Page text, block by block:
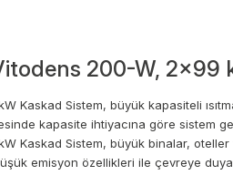
200-W, 2x99
Kaskad Sistem, büyük kapasiteli
kapasite ihtiyacına göre sistem
Kaskad Sistem, büyük binalar,
emisyon özellikleri ile çevreye